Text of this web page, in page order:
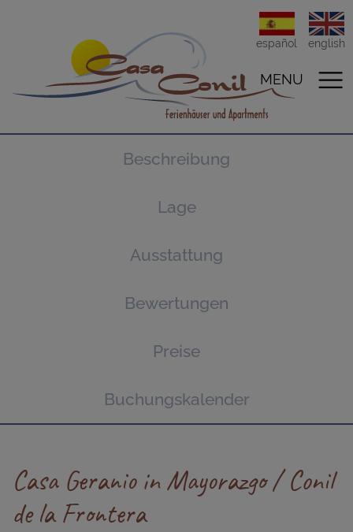
español english
MENU
Beschreibung
Lage
Ausstattung
Bewertungen
Preise
Buchungskalender
Casa Geranio in Mayorazgo / Conil
de la Frontera